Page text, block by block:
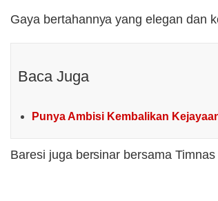
Gaya bertahannya yang elegan dan
Baca Juga
Punya Ambisi Kembalikan
Baresi juga bersinar bersama